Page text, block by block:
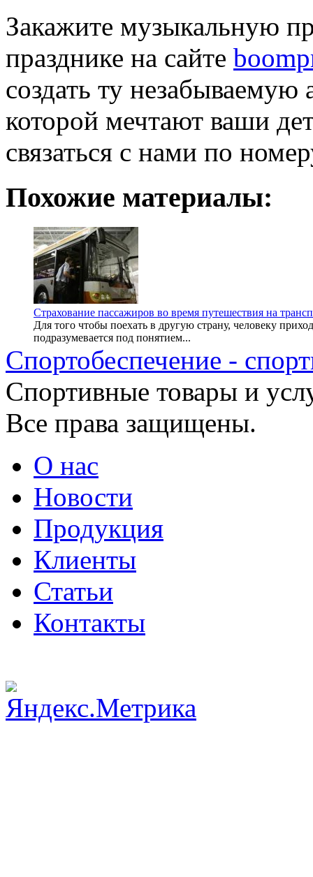
Закажите музыкальную
празднике на сайте
создать ту незабываемую
которой мечтают ваши
связаться с нами по
Похожие материалы:
Страхование пассажиров во время путешествия на
Для того чтобы поехать в другую страну, человеку
подразумевается под понятием...
Спортобеспечение -
Cпортивные товары и
Все права защищены.
О нас
Новости
Продукция
Клиенты
Статьи
Контакты